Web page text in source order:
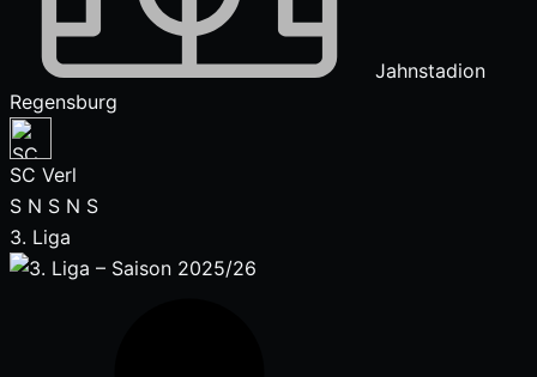
Jahnstadion
Regensburg
SC Verl
S N S N S
3. Liga